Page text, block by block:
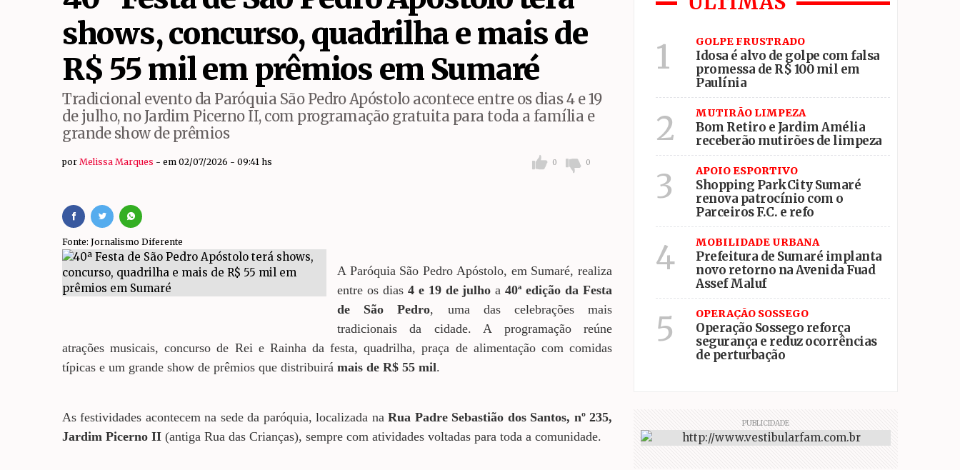
Bom Retiro e Jardim Amélia receberão mutirões de limpeza
Shopping ParkCity Sumaré renova patrocínio com o Parceiros F.C. e reforça apoio ao esporte local
shows, concurso, quadrilha e mais de
R$ 55 mil em prêmios em Sumaré
Tradicional evento da Paróquia São Pedro Apóstolo acontece entre os dias 4 e 19
de julho, no Jardim Picerno II, com programação gratuita para toda a família e
grande show de prêmios
por Melissa Marques em 02/07/2026 - 09:41 hs 0 0
Fonte: Jornalismo Diferente
A Paróquia São Pedro Apóstolo, em Sumaré, realiza
entre os dias 4 e 19 de julho a40ª edição da Festa
de São Pedro, uma das celebrações mais
tradicionais da cidade. A programação reúne
atrações musicais, concurso de Rei e Rainha da festa, quadrilha, praça de alimentação com comidas
típicas e um grande show de prêmios que distribuirá mais de R$ 55 mil.
As festividades acontecem na sede da paróquia, localizada naRua Padre Sebastião dos Santos, nº 235,
Jardim Picerno II (antiga Rua das Crianças), sempre com atividades voltadas para toda a comunidade.
1 GOLPE FRUSTRADO
Idosa é alvo de golpe com falsa
promessa de R$ 100 mil em
Paulínia
2 MUTIRÃO LIMPEZA
Bom Retiro e Jardim Amélia
receberão mutirões de limpeza
3 APOIO ESPORTIVO
Shopping ParkCity Sumaré
renova patrocínio com o
Parceiros F.C. e refo
4 MOBILIDADE URBANA
Prefeitura de Sumaré implanta
novo retorno na Avenida Fuad
Assef Maluf
5 OPERAÇÃO SOSSEGO
Operação Sossego reforça
segurança e reduz ocorrências
de perturbação
PUBLICIDADE